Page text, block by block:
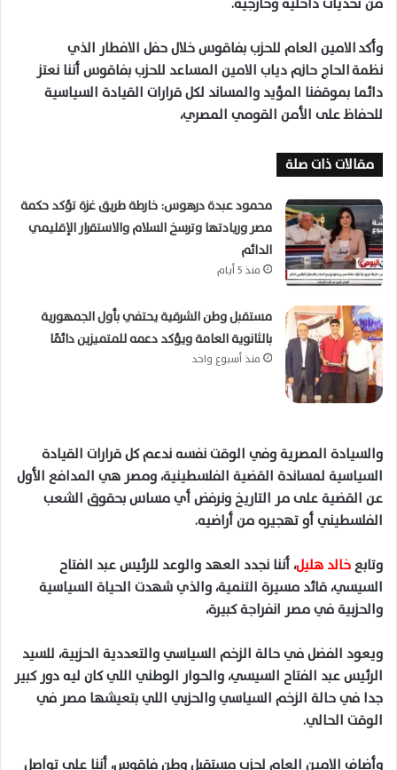
وأكد الامين العام للحزب بفاقوس خلال حفل الافطار الذي
نظمة الحاج حازم دياب الامين المساعد للحزب بفاقوس أننا نعتز
دائما بموقفنا المؤيد والمساند لكل قرارات القيادة السياسية
للحفاظ على الأمن القومي المصري،
مقالات ذات صلة
محمود عبدة درهوس: خارطة طريق غزة تؤكد حكمة
مصر وريادتها وترسخ السلام والاستقرار الإقليمي
الدائم
منذ 5 أيام
مستقبل وطن الشرقية يحتفي بأول الجمهورية
بالثانوية العامة ويؤكد دعمه للمتميزين دائمًا
منذ أسبوع واحد
والسيادة المصرية وفي الوقت نفسه ندعم كل قرارات القيادة
السياسية لمساندة القضية الفلسطينية، ومصر هي المدافع الأول
عن القضية على مر التاريخ ونرفض أي مساس بحقوق الشعب
الفلسطيني أو تهجيره من أراضيه.
وتابعخالد هليل، أننا نجدد العهد والوعد للرئيس عبد الفتاح
السيسي، قائد مسيرة التنمية، والذي شهدت الحياة السياسية
والحزبية في مصر انفراجة كبيرة،
ويعود الفضل في حالة الزخم السياسي والتعددية الحزبية، للسيد
الرئيس عبد الفتاح السيسي، والحوار الوطني اللي كان ليه دور كبير
جدا في حالة الزخم السياسي والحزبي اللي بتعيشها مصر في
الوقت الحالي.
وأضاف الامين العام لحزب مستقبل وطن فاقوس، أننا على تواصل